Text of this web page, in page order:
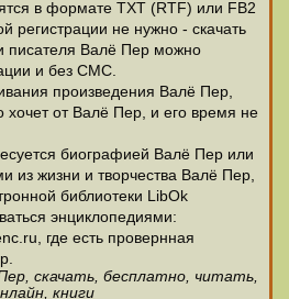
в формате ТХТ (RTF) или FB2
регистрации не нужно - скачать
писателя Валё Пер можно
и без СМС.
произведения Валё Пер,
хочет от Валё Пер, и его время не
биографией Валё Пер или
из жизни и творчества Валё Пер,
библиотеки LibOk
энциклопедиями:
где есть провернная
скачать, бесплатно, читать,
книги